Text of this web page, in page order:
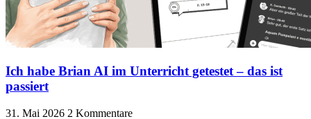
Ich habe Brian AI im Unterricht getestet – das ist
passiert
31. Mai 2026 2 Kommentare